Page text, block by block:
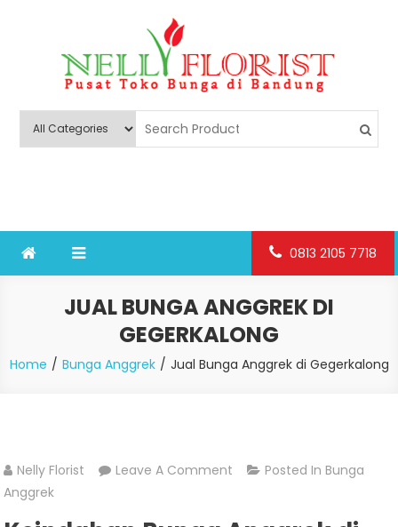
Nelly Florist Bandung
0813 2105 7718
JUAL BUNGA ANGGREK DI
GEGERKALONG
Home Bunga Anggrek Jual Bunga Anggrek di Gegerkalong
Nelly Florist Leave A Comment On
Posted In Bunga
Anggrek